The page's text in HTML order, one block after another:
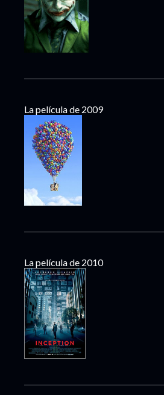
La película de 2009
La película de 2010